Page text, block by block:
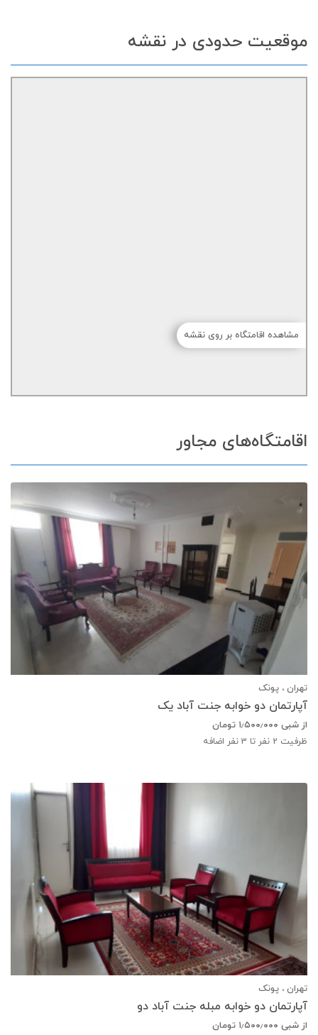
موقعیت حدودی در نقشه
مشاهده اقامتگاه بر روی نقشه
اقامتگاه‌های مجاور
تهران ، پونک
آپارتمان دو خوابه جنت آباد یک
از شبی ۱٫۵۰۰٫۰۰۰ تومان
ظرفیت 2 نفر تا 3 نفر اضافه
تهران ، پونک
آپارتمان دو خوابه مبله جنت آباد دو
از شبی ۱٫۵۰۰٫۰۰۰ تومان